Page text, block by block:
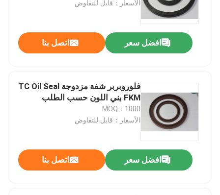
منزل
الأسعار：قابل للتفاوض
افضل سعر اتصل بنا
فلوروبربر شفة مزدوجة TC Oil Seal
FKM بني اللون حسب الطلب
MOQ：1000
الأسعار：قابل للتفاوض
افضل سعر اتصل بنا